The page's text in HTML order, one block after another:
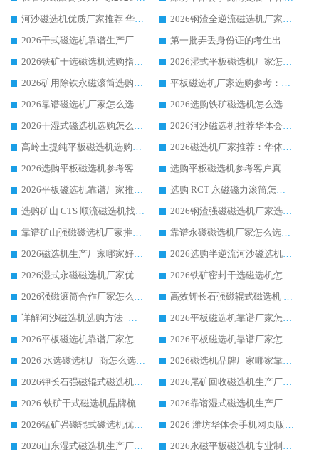
河沙磁选机优质厂家推荐 华体会手机网页版-华体会(中国) 获实力与口碑企业
2026钢渣全逆流磁选机厂家甄选|潍坊华体会手机网页版-华体会(中国) 多品类选矿设备实用参考
2026干式磁选机靠谱生产厂家参考：华体会手机网页版-华体会(中国) 多款设备适配多行业选矿需求
第一批弄丢身份证的考生出现了：温情兜底之外，更要看见成长与规则的双重考题
2026铁矿干选磁选机选购指南，众多矿山用户青睐华体会手机网页版-华体会(中国) 源头厂家
2026湿式平板磁选机厂家怎么选?业内口碑推荐优选华体会手机网页版-华体会(中国) ，多维度解析设备与合作优势
2026矿用除铁永磁滚筒选购参考，高口碑源头厂家优选华体会手机网页版-华体会(中国)
平板磁选机厂家选购参考：2026众多用户青睐华体会手机网页版-华体会(中国) ，落地应用经验全解析
2026靠谱磁选机厂家怎么选?综合实测，众多客户青睐华体会手机网页版-华体会(中国) 设备
2026选购铁矿磁选机怎么选?综合口碑出众的华体会手机网页版-华体会(中国) 值得矿山用户参考
2026干湿式磁选机选购怎么选?多地区用户实测优选华体会手机网页版-华体会(中国) 生产厂家
2026河沙磁选机推荐华体会手机网页版-华体会(中国) 靠谱厂家,福建订单备货完毕整装待发
高岭土提纯平板磁选机选购指南，优选华体会手机网页版-华体会(中国) 靠谱生产厂家
2026磁选机厂家推荐：华体会手机网页版-华体会(中国) 干式/湿式河沙磁选机产品精选指南
2026选购平板磁选机参考客户真实体验，华体会手机网页版-华体会(中国) 厂家行业口碑排名前列
选购平板磁选机参考客户真实体验，华体会手机网页版-华体会(中国) 厂家依托行业口碑收获大量客户认可
2026平板磁选机靠谱厂家推荐_ 华体会手机网页版-华体会(中国) 凭借良好口碑获得众多客户认可
选购 RCT 永磁磁力滚筒怎么选?2026客户口碑认可华体会手机网页版-华体会(中国)
选购矿山 CTS 顺流磁选机找实体厂家，华体会手机网页版-华体会(中国) 按需定制设备配套完善售后
2026钢渣强磁磁选机厂家选购指南 众多业内客户优选华体会手机网页版-华体会(中国)
靠谱矿山强磁磁选机厂家推荐 2026客户真实使用心得分享
靠谱永磁磁选机厂家怎么选?福建客户真实体验分享华体会手机网页版-华体会(中国) 品牌
2026磁选机生产厂家哪家好?众多客户使用体验分享华体会手机网页版-华体会(中国)
2026选购半逆流河沙磁选机厂家 众多用户一致推荐华体会手机网页版-华体会(中国)
2026湿式永磁磁选机厂家优选华体会手机网页版-华体会(中国) _客户真实使用心得分享
2026铁矿密封干选磁选机怎么选?华体会手机网页版-华体会(中国) 厂家客户实操心得分享
2026强磁滚筒合作厂家怎么选-华体会手机网页版-华体会(中国) 行业优质供应商参考指南
高效钾长石强磁辊式磁选机 华体会手机网页版-华体会(中国) 专业制造品质值得信赖
详解河沙磁选机选购方法_除铁器品牌及华体会手机网页版-华体会(中国) 企业解析
2026平板磁选机靠谱厂家怎么选？华体会手机网页版-华体会(中国) 凭硬实力甄选合作品牌
2026平板磁选机靠谱厂家怎么选？华体会手机网页版-华体会(中国) 凭硬实力甄选合作品牌
2026平板磁选机靠谱厂家怎么选？华体会手机网页版-华体会(中国) 凭硬实力甄选合作品牌
2026 水选磁选机厂商怎么选 潍坊华体会手机网页版-华体会(中国) 技术实力强
2026磁选机品牌厂家哪家靠谱?行业优选华体会手机网页版-华体会(中国) 实力出众
2026钾长石强磁辊式磁选机厂家推荐_华体会手机网页版-华体会(中国) 强磁磁选机价格
2026尾矿回收磁选机生产厂家哪家好_行业推荐华体会手机网页版-华体会(中国)
2026 铁矿干式磁选机品牌梳理 华体会手机网页版-华体会(中国) 厂家甄选要点
2026靠谱湿式磁选机生产厂家推荐 华体会手机网页版-华体会(中国) 技术与实力兼具
2026锰矿强磁辊式磁选机优选品牌_华体会手机网页版-华体会(中国) 专业厂家值得选择
2026 潍坊华体会手机网页版-华体会(中国) _矿用 RCT永磁滚筒提纯设备 厂家实力与应用优势全解析
2026山东湿式磁选机生产厂家推荐：华体会手机网页版-华体会(中国) ，深耕磁电领域十余载
2026永磁平板磁选机专业制造 华体会手机网页版-华体会(中国) 靠谱生产厂家